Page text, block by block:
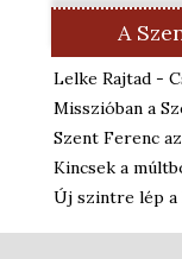
A
Lelke Rajtad -
Misszióban a
Szent Ferenc
Kincsek a
Új szintre lép a